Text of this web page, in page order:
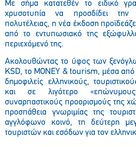
Mε σήμα κατατεθέν το ειδικό
χρυσοτυπία να προσδίδει την
πολυτέλειας, η νέα έκδοση
από το εντυπωσιακό της
περιεχόμενό της.
Ακολουθώντας το ύφος των
KSD, το MONEY & tourism, μέσα από
δημοφιλείς ελληνικούς,
και σε λιγότερο
συναρπαστικούς προορισμούς της
προσπάθεια γνωριμίας της
αγγλόφωνο κοινό, τη δεύτερη
τουριστών και εσόδων για τον